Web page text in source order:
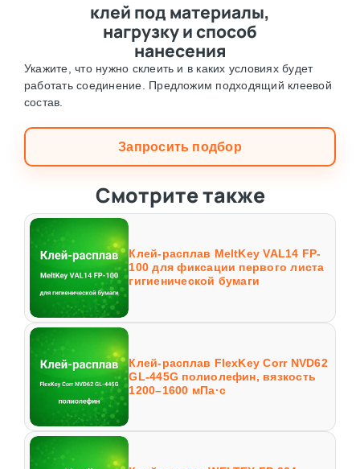
клей под материалы,
нагрузку и способ
нанесения
Укажите, что нужно склеить и в каких условиях будет
работать соединение. Предложим подходящий клеевой
состав.
Запросить подбор
Смотрите также
Клей-расплав MeltKey VAL14 FP-
100 для фиксации первого листа
гигиенической бумаги
Клей-расплав FlexKey Corr NVD62
GL-445G полиолефин, вязкость
1200–1600 мПа·с